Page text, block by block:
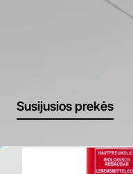
Susijusios prekės